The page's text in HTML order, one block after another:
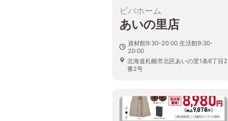
ビバホーム
あいの里店
資材館9:30-20:00 生活館9:30-
20:00
北海道札幌市北区あいの里1条6丁目2
番2号